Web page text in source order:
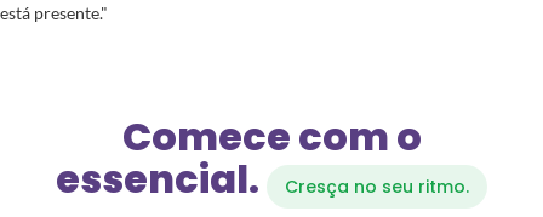
está presente."
Comece com o
essencial. Cresça no seu ritmo.